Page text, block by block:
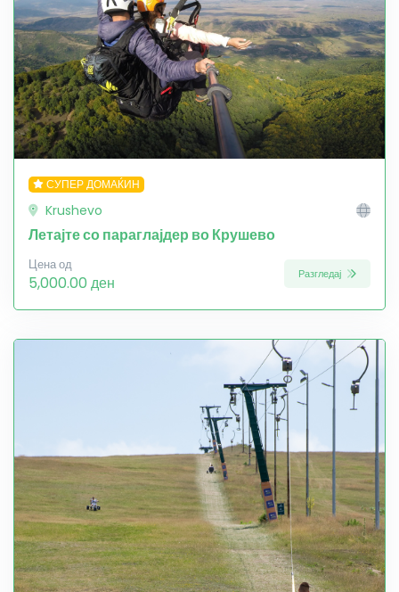
СУПЕР ДОМАЌИН
Krushevo
Летајте со параглајдер во Крушево
Цена од
5,000.00 ден Разгледај